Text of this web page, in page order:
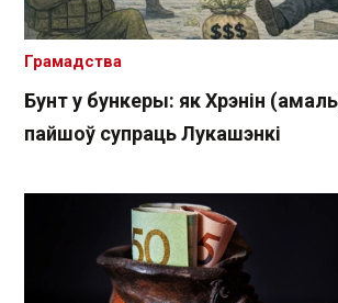
Бунт у бункеры: як Хрэнін
пайшоў супраць Лукашэнкі
Грамадства